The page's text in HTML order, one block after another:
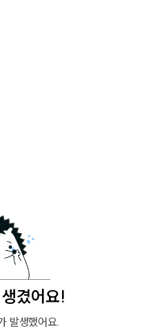
겼어요!
발생했어요.